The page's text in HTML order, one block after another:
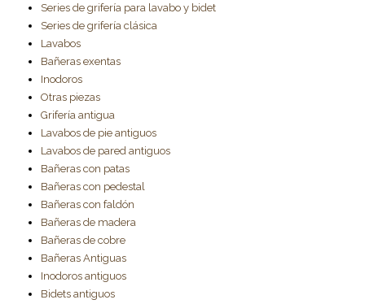
Series de grifería para lavabo y bidet
Series de grifería clásica
Lavabos
Bañeras exentas
Inodoros
Otras piezas
Grifería antigua
Lavabos de pie antiguos
Lavabos de pared antiguos
Bañeras con patas
Bañeras con pedestal
Bañeras con faldón
Bañeras de madera
Bañeras de cobre
Bañeras Antiguas
Inodoros antiguos
Bidets antiguos